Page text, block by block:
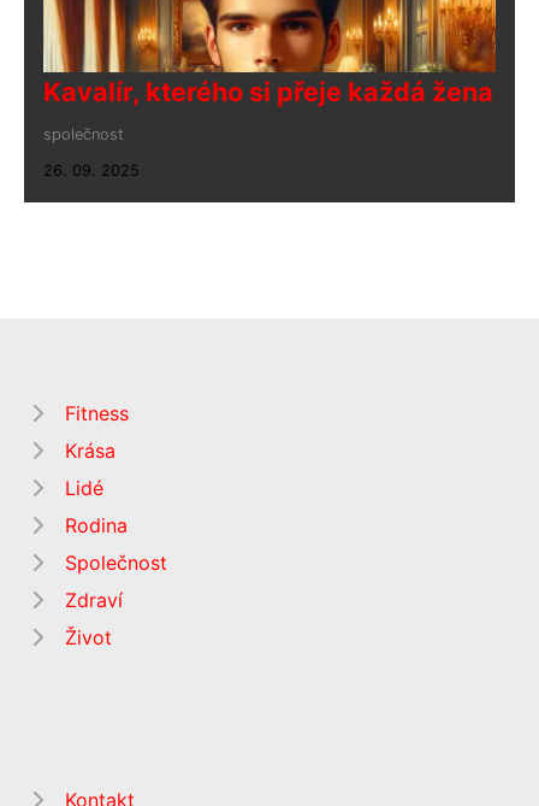
Kavalír, kterého si přeje každá žena
společnost
26. 09. 2025
Fitness
Krása
Lidé
Rodina
Společnost
Zdraví
Život
Kontakt